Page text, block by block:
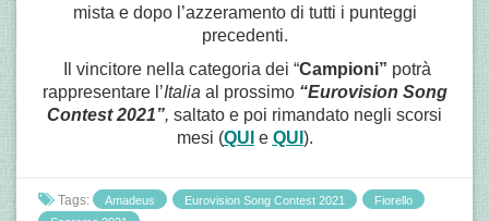
mista e dopo l’azzeramento di tutti i punteggi
precedenti.
Il vincitore nella categoria dei “Campioni” potrà
rappresentare l’Italia al prossimo “Eurovision Song
Contest 2021”, saltato e poi rimandato negli scorsi
mesi (QUI e QUI ).
Tags: Amadeus Eurovision Song Contest 2021
Fiorello